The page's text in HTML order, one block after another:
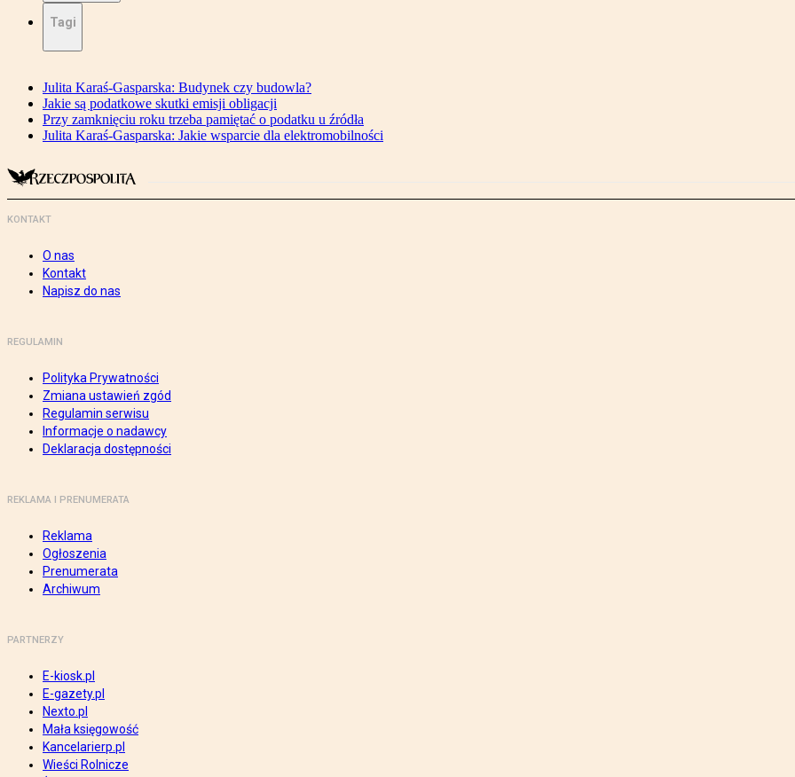
Tagi
Julita Karaś-Gasparska: Budynek czy budowla?
Jakie są podatkowe skutki emisji obligacji
Przy zamknięciu roku trzeba pamiętać o podatku u źródła
Julita Karaś-Gasparska: Jakie wsparcie dla elektromobilności
KONTAKT
O nas
Kontakt
Napisz do nas
REGULAMIN
Polityka Prywatności
Zmiana ustawień zgód
Regulamin serwisu
Informacje o nadawcy
Deklaracja dostępności
REKLAMA I PRENUMERATA
Reklama
Ogłoszenia
Prenumerata
Archiwum
PARTNERZY
E-kiosk.pl
E-gazety.pl
Nexto.pl
Mała księgowość
Kancelarierp.pl
Wieści Rolnicze